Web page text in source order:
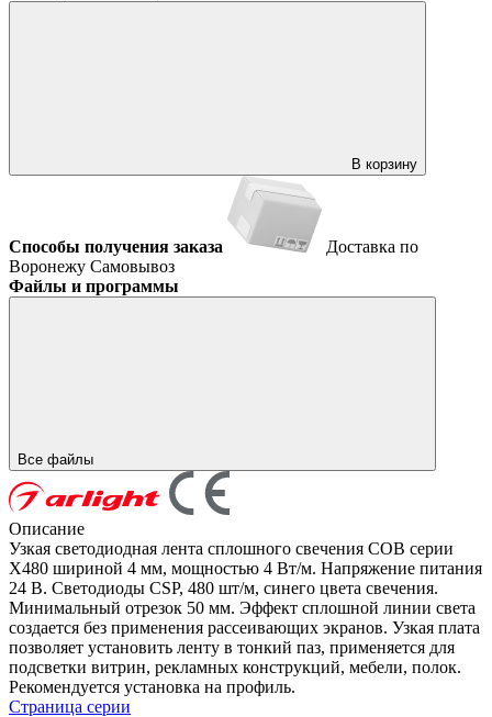
В корзину
Способы получения заказа
Доставка по
Воронежу Самовывоз
Файлы и программы
Все файлы
Описание
Узкая светодиодная лента сплошного свечения COB серии
X480 шириной 4 мм, мощностью 4 Вт/м. Напряжение питания
24 В. Светодиоды CSP, 480 шт/м, синего цвета свечения.
Минимальный отрезок 50 мм. Эффект сплошной линии света
создается без применения рассеивающих экранов. Узкая плата
позволяет установить ленту в тонкий паз, применяется для
подсветки витрин, рекламных конструкций, мебели, полок.
Рекомендуется установка на профиль.
Страница серии